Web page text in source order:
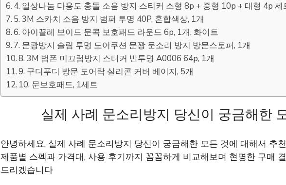
4. 일상나눔 다용도 충돌 소음 방지 스티커 소형 8p + 중형 10p + 대형 4p 세
5. 3M 스카치 소음 방지 범퍼 투명 40P, 혼합색상, 1개
6. 아이끌레 보이드 문콕 보호패드 라운드 6p, 1개, 화이트
7. 문쾅방지 슬림 투명 도어쿠션 문꽝 문소리 방지 방문스토퍼, 1개
8. 3M 범폰 미끄럼방지 스티커 반투명 A0006 64p, 1개
9. 구디푸디 방문 도어락 실리콘 커버 베이지, 5개
10. 문보호패드, 1세트
실제 사례 문소리방지 당신이 궁금해한
안녕하세요. 실제 사례 문소리방지 당신이 궁금해한 모든 것에 대해서 추
제품별 스펙과 가격대, 사용 후기까지 꼼꼼하게 비교해보며 현명한 구매
드리겠습니다